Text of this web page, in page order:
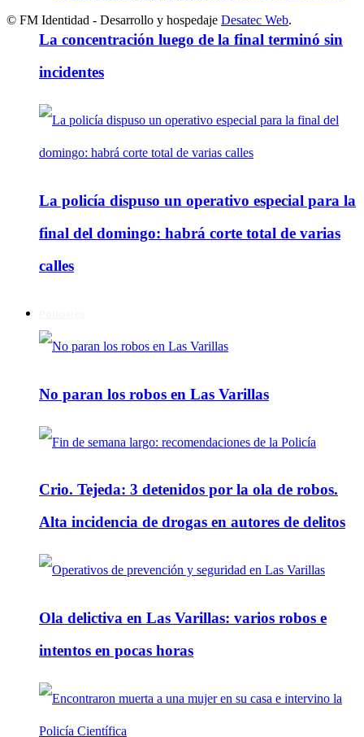
La concentración luego de la final terminó sin
incidentes
La policía dispuso un operativo especial para la
final del domingo: habrá corte total de varias
calles
No paran los robos en Las Varillas
Crio. Tejeda: 3 detenidos por la ola de robos.
Alta incidencia de drogas en autores de delitos
Ola delictiva en Las Varillas: varios robos e
intentos en pocas horas
© FM Identidad - Desarrollo y hospedaje Desatec Web.